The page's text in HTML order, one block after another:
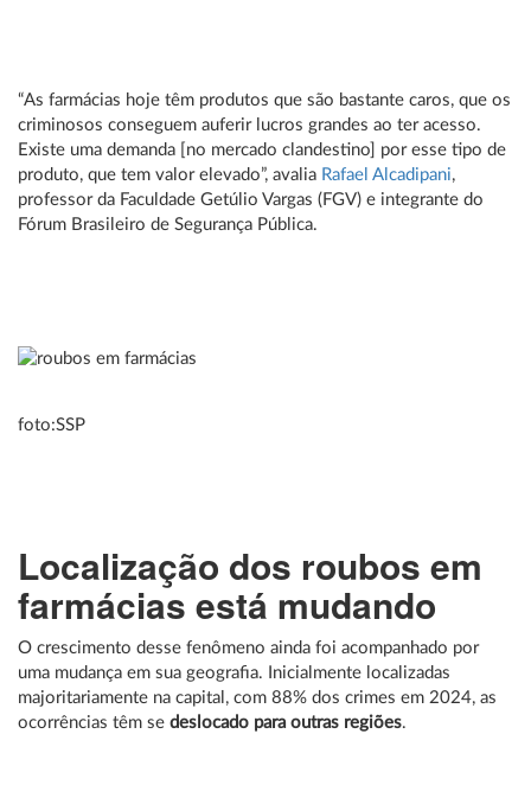
“As farmácias hoje têm produtos que são bastante caros, que os
criminosos conseguem auferir lucros grandes ao ter acesso.
Existe uma demanda [no mercado clandestino] por esse tipo de
produto, que tem valor elevado”, avalia Rafael Alcadipani,
professor da Faculdade Getúlio Vargas (FGV) e integrante do
Fórum Brasileiro de Segurança Pública.
foto:SSP
Localização dos roubos em
farmácias está mudando
O crescimento desse fenômeno ainda foi acompanhado por
uma mudança em sua geografia. Inicialmente localizadas
majoritariamente na capital, com 88% dos crimes em 2024, as
ocorrências têm se deslocado para outras regiões.